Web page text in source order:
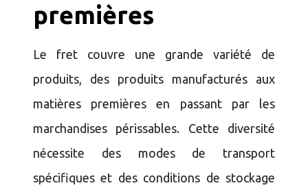
premières
Le fret couvre une grande variété de
produits, des produits manufacturés aux
matières premières en passant par les
marchandises périssables. Cette diversité
nécessite des modes de transport
spécifiques et des conditions de stockage